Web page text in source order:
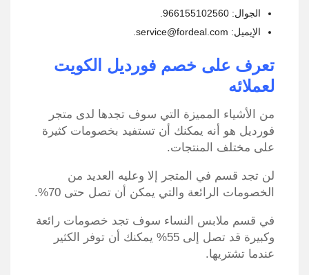
الجوال: 966155102560.
الإيميل: service@fordeal.com.
تعرف على خصم فورديل الكويت
لعملائه
من الأشياء المميزة التي سوف تجدها لدى متجر
فورديل هو أنه يمكنك أن تستفيد بخصومات كثيرة
على مختلف المنتجات.
لن تجد قسم في المتجر إلا وعليه العديد من
الخصومات الرائعة والتي يمكن أن تصل حتى 70%.
في قسم ملابس النساء سوف تجد خصومات رائعة
وكبيرة قد تصل إلى 55% يمكنك أن توفر الكثير
عندما تشتريها.